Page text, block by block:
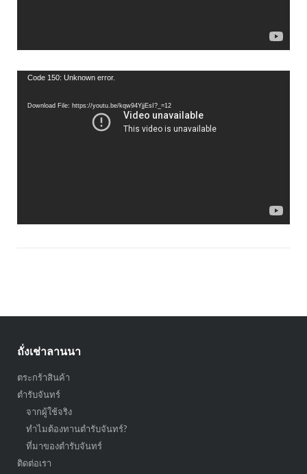
Video
Code 150: Unknown error.
Download File: https://youtu.be/kqw94YjjEsI?_=12
ถั่งเช่าลานนา
ตระกร้าสินค้า
ตำรับจันทร์
จากผู้ใช้จริง
ทำไมต้องทานตำรับจันทร์?
ที่มาของตำรับจันทร์
ติดต่อเรา